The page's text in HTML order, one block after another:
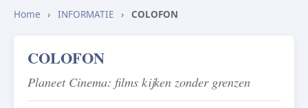
Home › INFORMATIE › COLOFON
COLOFON
Planeet Cinema: films kijken zonder grenzen